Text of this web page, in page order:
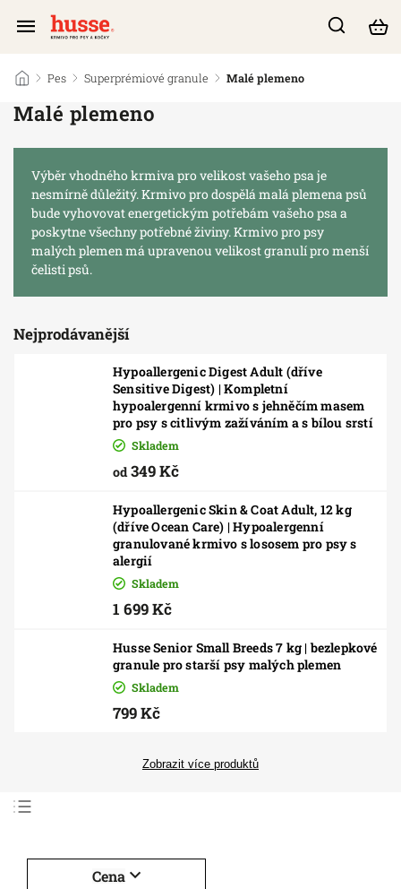
/ Pes / Superprémiové granule / Malé plemeno
Malé plemeno
Výběr vhodného krmiva pro velikost vašeho psa je
nesmírně důležitý. Krmivo pro dospělá malá plemena psů
bude vyhovovat energetickým potřebám vašeho psa a
poskytne všechny potřebné živiny. Krmivo pro psy
malých plemen má upravenou velikost granulí pro menší
čelisti psů.
Nejprodávanější
Hypoallergenic Digest Adult (dříve
Sensitive Digest) | Kompletní
hypoalergenní krmivo s jehněčím masem
pro psy s citlivým zažíváním a s bílou srstí
Skladem
od349 Kč
Hypoallergenic Skin & Coat Adult, 12 kg
(dříve Ocean Care) | Hypoalergenní
granulované krmivo s lososem pro psy s
alergií
Skladem
1 699 Kč
Husse Senior Small Breeds 7 kg | bezlepkové
granule pro starší psy malých plemen
Skladem
799 Kč
Zobrazit více produktů
Nejdražší
Cena